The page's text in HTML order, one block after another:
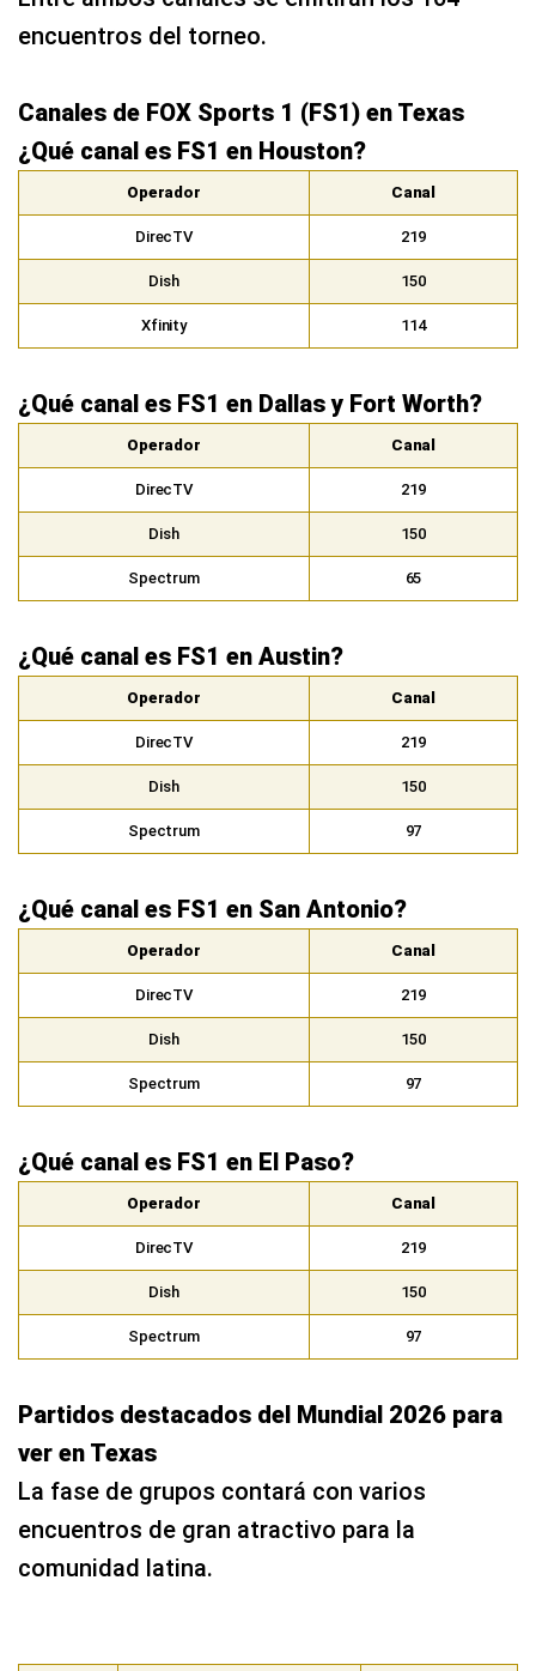
encuentros del torneo.
Canales de FOX Sports 1 (FS1) en Texas
¿Qué canal es FS1 en Houston?
Operador Canal
DirecTV 219
Dish 150
Xfinity 114
¿Qué canal es FS1 en Dallas y Fort Worth?
Operador Canal
DirecTV 219
Dish 150
Spectrum 65
¿Qué canal es FS1 en Austin?
Operador Canal
DirecTV 219
Dish 150
Spectrum 97
¿Qué canal es FS1 en San Antonio?
Operador Canal
DirecTV 219
Dish 150
Spectrum 97
¿Qué canal es FS1 en El Paso?
Operador Canal
DirecTV 219
Dish 150
Spectrum 97
Partidos destacados del Mundial 2026 para
ver en Texas
La fase de grupos contará con varios
encuentros de gran atractivo para la
comunidad latina.